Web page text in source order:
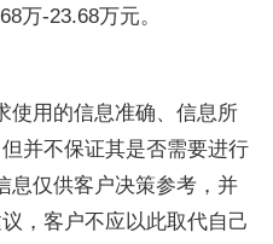
万-23.68万元。
使用的信息准确、信息所
并不保证其是否需要进行
息仅供客户决策参考，并
，客户不应以此取代自己